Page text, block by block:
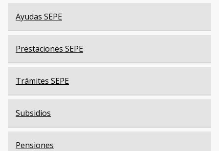
Ayudas SEPE
Prestaciones SEPE
Trámites SEPE
Subsidios
Pensiones